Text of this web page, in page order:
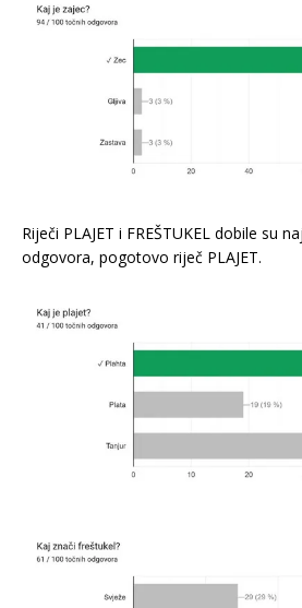
Riječi PLAJET i FREŠTUKEL dobile su
odgovora, pogotovo riječ PLAJET.